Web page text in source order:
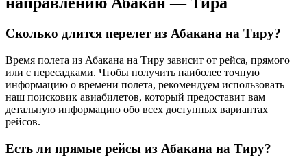
Сколько длится перелет из Абакана на Тиру?
Время полета из Абакана на Тиру зависит от рейса, прямого
или с пересадками. Чтобы получить наиболее точную
информацию о времени полета, рекомендуем использовать
наш поисковик авиабилетов, который предоставит вам
детальную информацию обо всех доступных вариантах
рейсов.
Есть ли прямые рейсы из Абакана на Тиру?